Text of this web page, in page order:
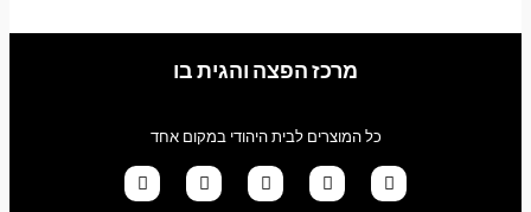
מרכז הפצה והגית בו
כל המוצרים לבית היהודי במקום אחד